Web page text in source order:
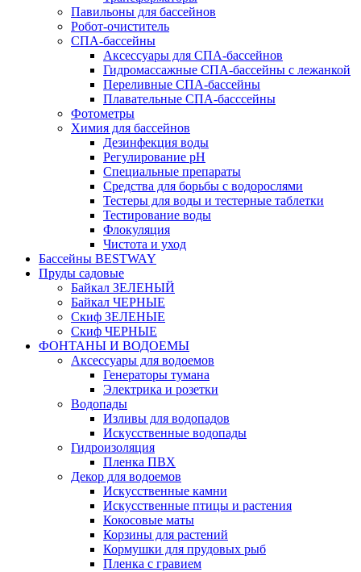
Павильоны для бассейнов
Робот-очиститель
СПА-бассейны
Аксессуары для СПА-бассейнов
Гидромассажные СПА-бассейны с лежанкой
Переливные СПА-бассейны
Плавательные СПА-басссейны
Фотометры
Химия для бассейнов
Дезинфекция воды
Регулирование pH
Специальные препараты
Средства для борьбы с водорослями
Тестеры для воды и тестерные таблетки
Тестирование воды
Флокуляция
Чистота и уход
Бассейны BESTWAY
Пруды садовые
Байкал ЗЕЛЕНЫЙ
Байкал ЧЕРНЫЕ
Скиф ЗЕЛЕНЫЕ
Скиф ЧЕРНЫЕ
ФОНТАНЫ И ВОДОЕМЫ
Аксессуары для водоемов
Генераторы тумана
Электрика и розетки
Водопады
Изливы для водопадов
Искусственные водопады
Гидроизоляция
Пленка ПВХ
Декор для водоемов
Искусственные камни
Искусственные птицы и растения
Кокосовые маты
Корзины для растений
Кормушки для прудовых рыб
Пленка с гравием